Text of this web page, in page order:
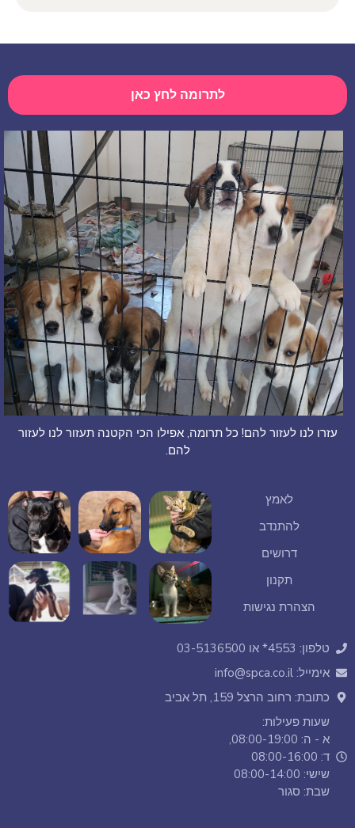
לתרומה לחץ כאן
עזרו לנו לעזור להם! כל תרומה, אפילו הכי הקטנה תעזור לנו לעזור
להם.
לאמץ
להתנדב
דרושים
תקנון
הצהרת נגישות
טלפון: 4553* או 03-5136500
אימייל: info@spca.co.il
כתובת: רחוב הרצל 159, תל אביב
שעות פעילות:
א - ה: 08:00-19:00,
ד: 08:00-16:00
שישי: 08:00-14:00
שבת: סגור